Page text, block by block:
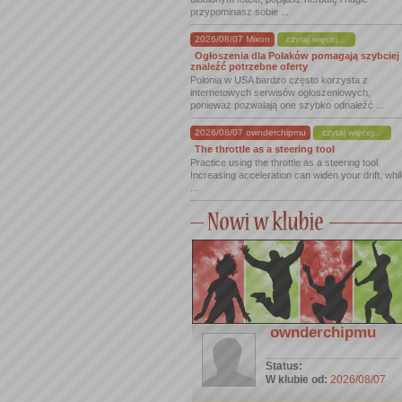
przypominasz sobie ...
2026/08/07 Mixon czytaj więcej...
Ogłoszenia dla Polaków pomagają szybciej
znaleźć potrzebne oferty
Polonia w USA bardzo często korzysta z
internetowych serwisów ogłoszeniowych,
ponieważ pozwalają one szybko odnaleźć ...
2026/08/07 ownderchipmu czytaj więcej...
The throttle as a steering tool
Practice using the throttle as a steering tool.
Increasing acceleration can widen your drift,
ownderchipmu
Status:
W klubie od: 2026/08/07